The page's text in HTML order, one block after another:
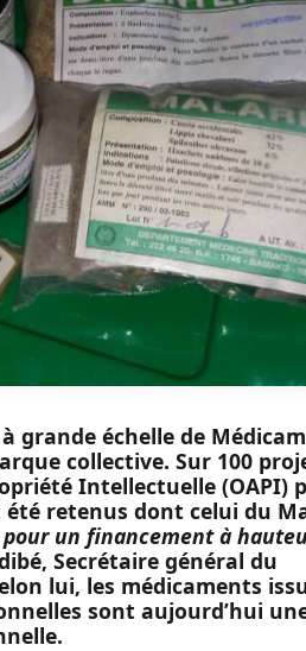
grande échelle de
collective. Sur 100
Intellectuelle (OAPI)
retenus dont celui du
un financement à
Secrétaire général du
lui, les médicaments
sont aujourd’hui